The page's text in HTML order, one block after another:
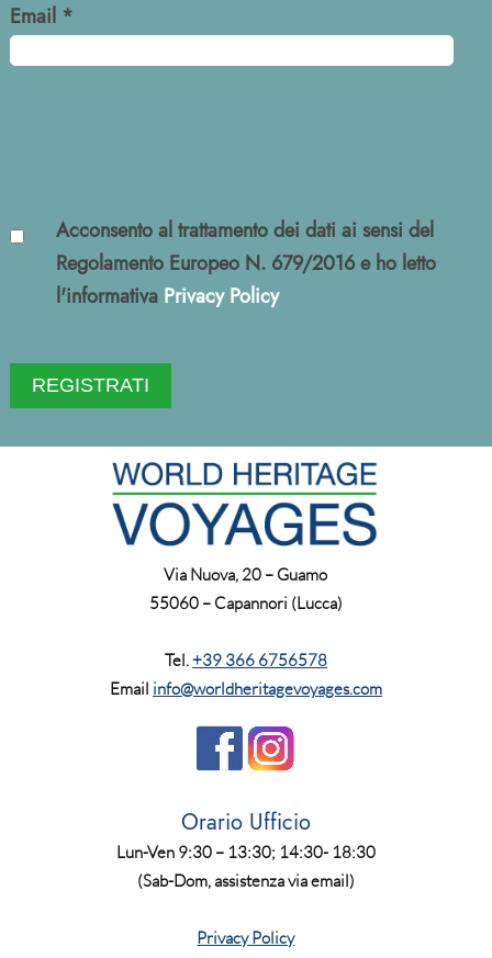
Email *
Acconsento al trattamento dei dati ai sensi del
Regolamento Europeo N. 679/2016 e ho letto
l'informativa Privacy Policy
Via Nuova, 20 – Guamo
55060 – Capannori (Lucca)
Tel.+39 366 6756578
Email info@worldheritagevoyages.com
Orario Ufficio
Lun-Ven 9:30 – 13:30; 14:30- 18:30
(Sab-Dom, assistenza via email)
Privacy Policy